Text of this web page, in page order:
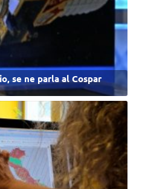
se ne parla al Cospar